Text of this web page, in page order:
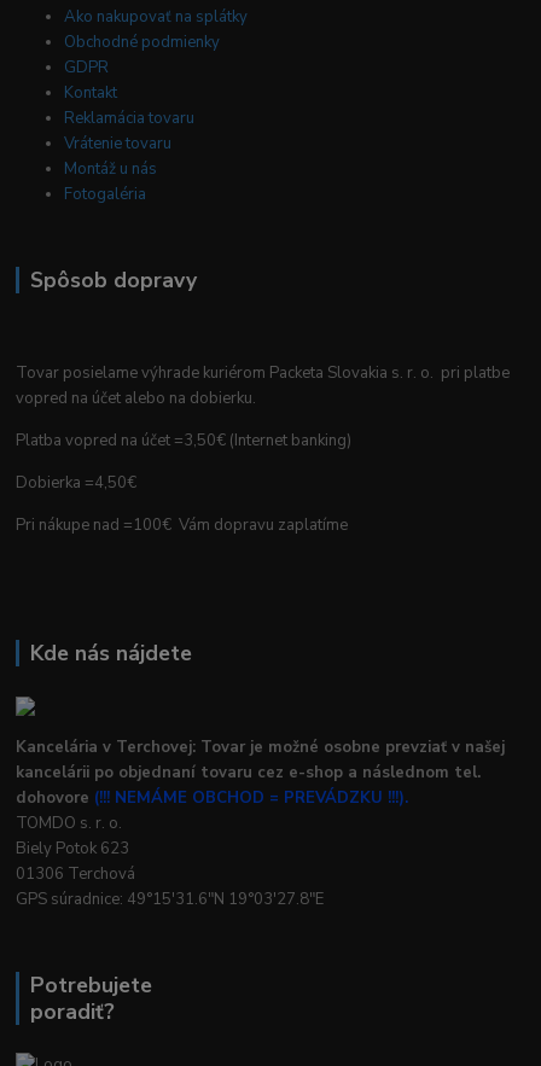
Ako nakupovať na splátky
Obchodné podmienky
GDPR
Kontakt
Reklamácia tovaru
Vrátenie tovaru
Montáž u nás
Fotogaléria
Spôsob dopravy
Tovar posielame výhrade kuriérom Packeta Slovakia s. r. o. pri platbe
vopred na účet alebo na dobierku.
Platba vopred na účet =3,50€ (Internet banking)
Dobierka =4,50€
Pri nákupe nad =100€ Vám dopravu zaplatíme
Kde nás nájdete
Kancelária v Terchovej: Tovar je možné osobne prevziať v našej
kancelárii po objednaní tovaru cez e-shop a následnom tel.
dohovore (!!! NEMÁME OBCHOD = PREVÁDZKU !!!).
TOMDO s. r. o.
Biely Potok 623
01306 Terchová
GPS súradnice: 49°15'31.6"N 19°03'27.8"E
Potrebujete
poradiť?